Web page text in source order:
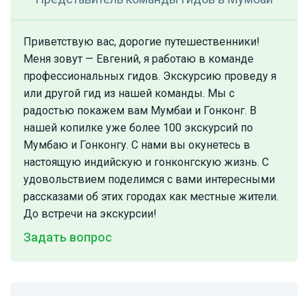
Приветствую вас, дорогие путешественники!
Меня зовут — Евгений, я работаю в команде
профессиональных гидов. Экскурсию проведу я
или другой гид из нашей команды. Мы с
радостью покажем вам Мумбаи и Гонконг. В
нашей копилке уже более 100 экскурсий по
Мумбаю и Гонконгу. С нами вы окунетесь в
настоящую индийскую и гонконгскую жизнь. С
удовольствием поделимся с вами интересными
рассказами об этих городах как местные жители.
До встречи на экскурсии!
Задать вопрос